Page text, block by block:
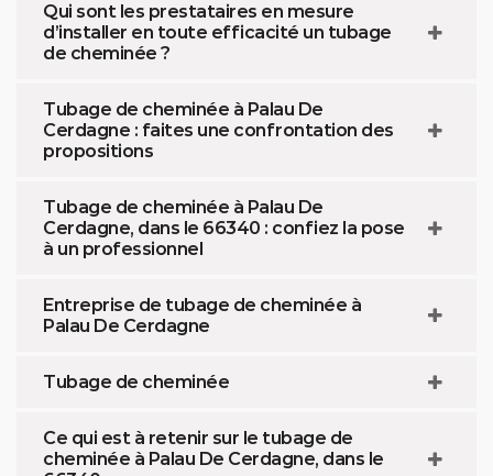
Qui sont les prestataires en mesure
d’installer en toute efficacité un tubage
de cheminée ?
Tubage de cheminée à Palau De
Cerdagne : faites une confrontation des
propositions
Tubage de cheminée à Palau De
Cerdagne, dans le 66340 : confiez la pose
à un professionnel
Entreprise de tubage de cheminée à
Palau De Cerdagne
Tubage de cheminée
Ce qui est à retenir sur le tubage de
cheminée à Palau De Cerdagne, dans le